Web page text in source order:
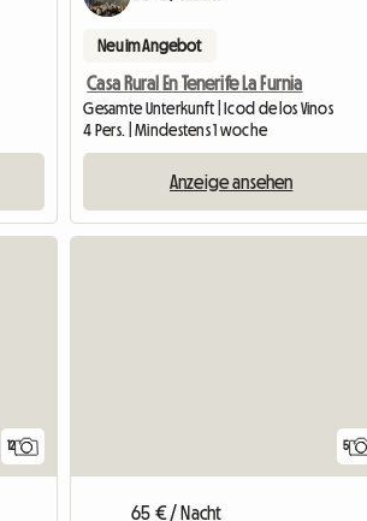
Neu im Angebot
Casa Rural En Tenerife La Furnia
Gesamte Unterkunft | Icod de los Vinos
4 Pers. | Mindestens 1 woche
Anzeige ansehen
12 5
65 € / Nacht